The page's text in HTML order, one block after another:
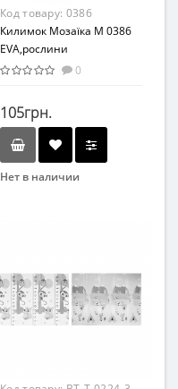
Код товару: 0386
Килимок Мозаїка M 0386
EVA,рослини
0
105грн.
Нет в наличии